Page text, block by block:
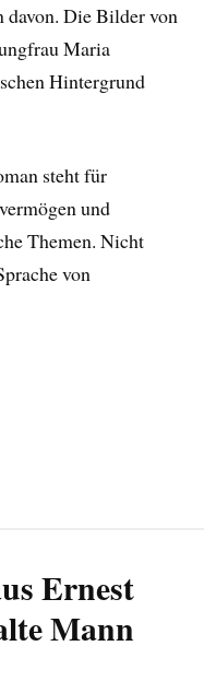
davon. Die Bilder von
Maria
Hintergrund
steht für
und
Themen. Nicht
von
Ernest
Mann